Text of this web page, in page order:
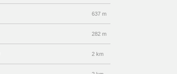
637 m
282 m
2 km